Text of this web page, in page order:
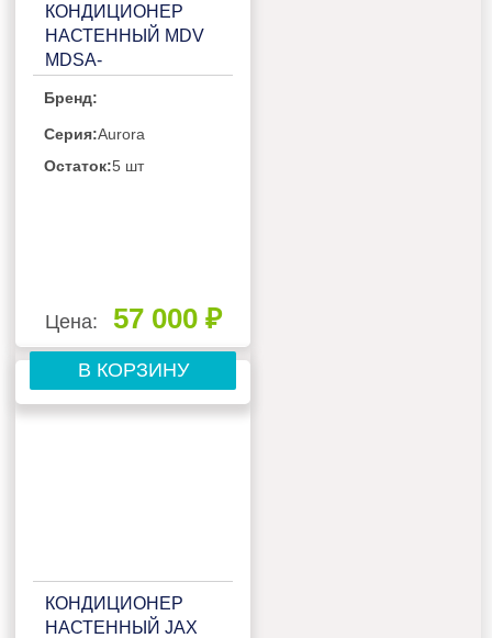
КОНДИЦИОНЕР
НАСТЕННЫЙ MDV
MDSA-
18HN8
Бренд:
Серия:Aurora
Остаток:5 шт
Цена: 57 000 ₽
В КОРЗИНУ
КОНДИЦИОНЕР
НАСТЕННЫЙ JAX